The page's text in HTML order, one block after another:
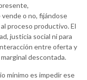
o no, fijándose
proceso productivo. El
justicia social ni para
entre oferta y
descontada.
mínimo es impedir ese